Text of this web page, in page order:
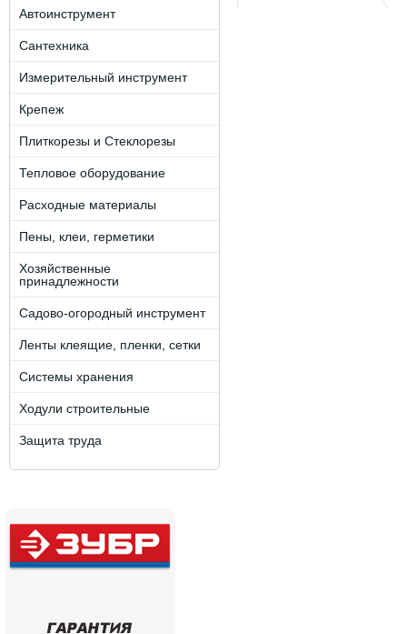
Автоинструмент
Сантехника
Измерительный инструмент
Крепеж
Плиткорезы и Стеклорезы
Тепловое оборудование
Расходные материалы
Пены, клеи, герметики
Хозяйственные
принадлежности
Садово-огородный инструмент
Ленты клеящие, пленки, сетки
Системы хранения
Ходули строительные
Защита труда